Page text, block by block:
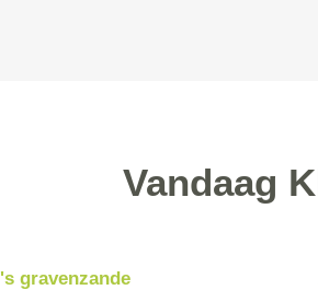
Vandaag
's gravenzande